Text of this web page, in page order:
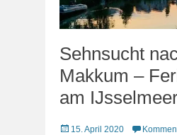
Sehnsucht
Makkum –
am
Veröffentlicht
15. April 2020